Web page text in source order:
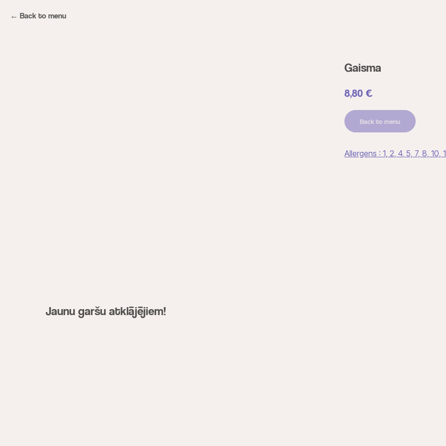
Back to menu
Gaisma
8,80 €
Back to menu
Allergens : 1, 2, 4, 5, 7, 8, 10,
Jaunu garšu atklājējiem!